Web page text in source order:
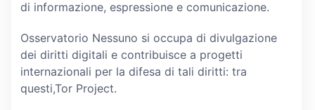
di informazione, espressione e comunicazione.
Osservatorio Nessuno si occupa di divulgazione
dei diritti digitali e contribuisce a progetti
internazionali per la difesa di tali diritti: tra
questi,Tor Project.